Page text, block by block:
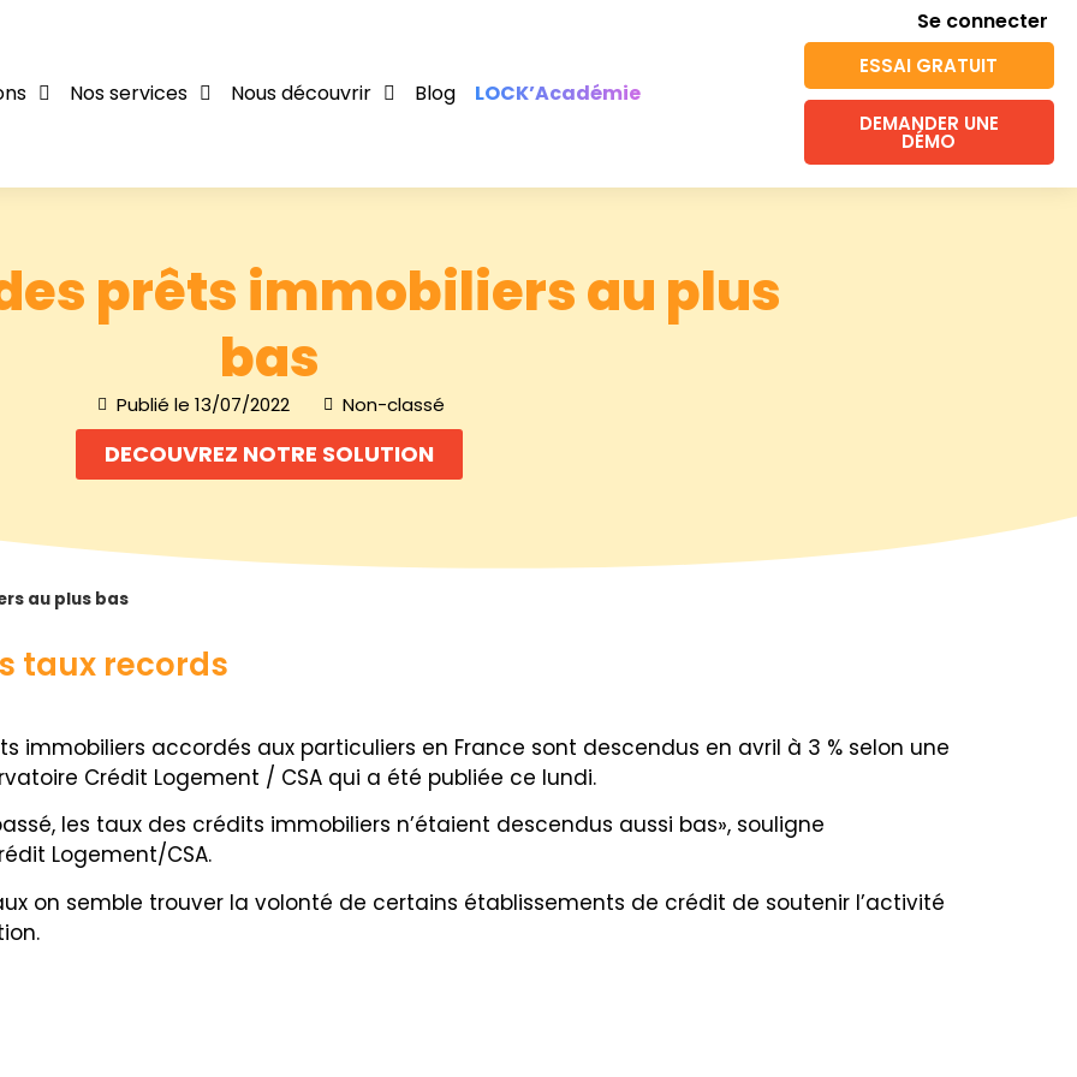
Nos services Nous découvrir Blog LOCK’Académie
Se connecter
ESSAI GRATUIT
DEMANDER UNE
DÉMO
prêts immobiliers au plus
bas
Publié le 13/07/2022 Non-classé
DECOUVREZ NOTRE SOLUTION
au plus bas
taux records
immobiliers accordés aux particuliers en France sont descendus en avril à 3 % selon une
Crédit Logement / CSA qui a été publiée ce lundi.
les taux des crédits immobiliers n’étaient descendus aussi bas», souligne
Logement/CSA.
on semble trouver la volonté de certains établissements de crédit de soutenir l’activité